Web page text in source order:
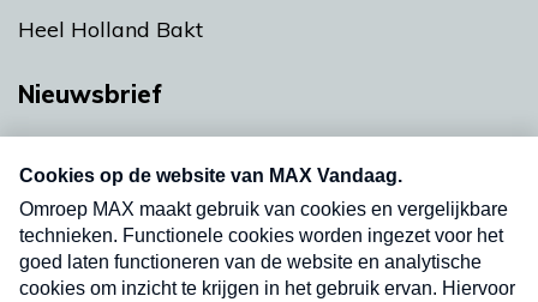
Heel Holland Bakt
Nieuwsbrief
nieuwsbrief. Elke vrijdag- en dinsdagochtend in
uw mailbox.
Verzend